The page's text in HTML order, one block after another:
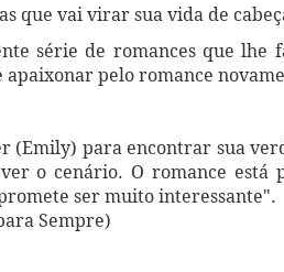
que vai virar sua vida de
série de romances que
apaixonar pelo romance
(Emily) para encontrar sua
o cenário. O romance está
ser muito interessante".
Sempre)